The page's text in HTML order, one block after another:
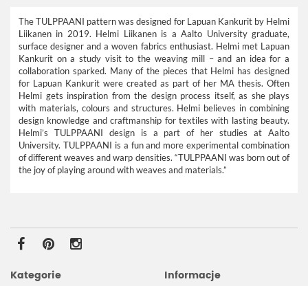
The TULPPAANI pattern was designed for Lapuan Kankurit by Helmi
Liikanen in 2019. Helmi Liikanen is a Aalto University graduate,
surface designer and a woven fabrics enthusiast. Helmi met Lapuan
Kankurit on a study visit to the weaving mill – and an idea for a
collaboration sparked. Many of the pieces that Helmi has designed
for Lapuan Kankurit were created as part of her MA thesis. Often
Helmi gets inspiration from the design process itself, as she plays
with materials, colours and structures. Helmi believes in combining
design knowledge and craftmanship for textiles with lasting beauty.
Helmi’s TULPPAANI design is a part of her studies at Aalto
University. TULPPAANI is a fun and more experimental combination
of different weaves and warp densities. “TULPPAANI was born out of
the joy of playing around with weaves and materials.”
Kategorie Informacje